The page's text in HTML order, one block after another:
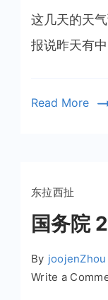
这几天的天
报说昨天有
Read More
东拉西扯
国务院
By joojenZhou
Write a